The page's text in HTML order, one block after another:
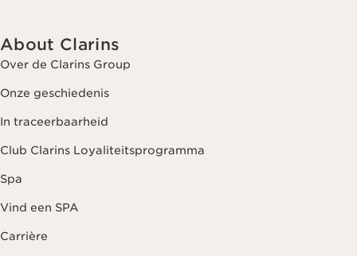
About Clarins
Over de Clarins Group
Onze geschiedenis
In traceerbaarheid
Club Clarins Loyaliteitsprogramma
Spa
Vind een SPA
Carrière